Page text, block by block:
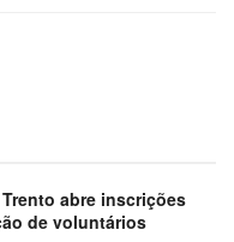
abre inscrições
de voluntários